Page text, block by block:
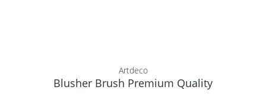
Artdeco
Blusher Brush Premium Quality